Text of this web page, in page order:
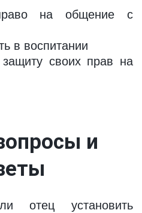
на общение с
в воспитании
своих прав на
и
отец установить